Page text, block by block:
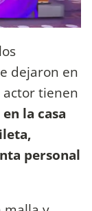
dejaron en
actor tienen
la casa
personal